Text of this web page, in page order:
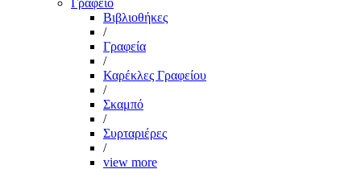
Γραφείο
Βιβλιοθήκες
/
Γραφεία
/
Καρέκλες Γραφείου
/
Σκαμπό
/
Συρταριέρες
/
view more